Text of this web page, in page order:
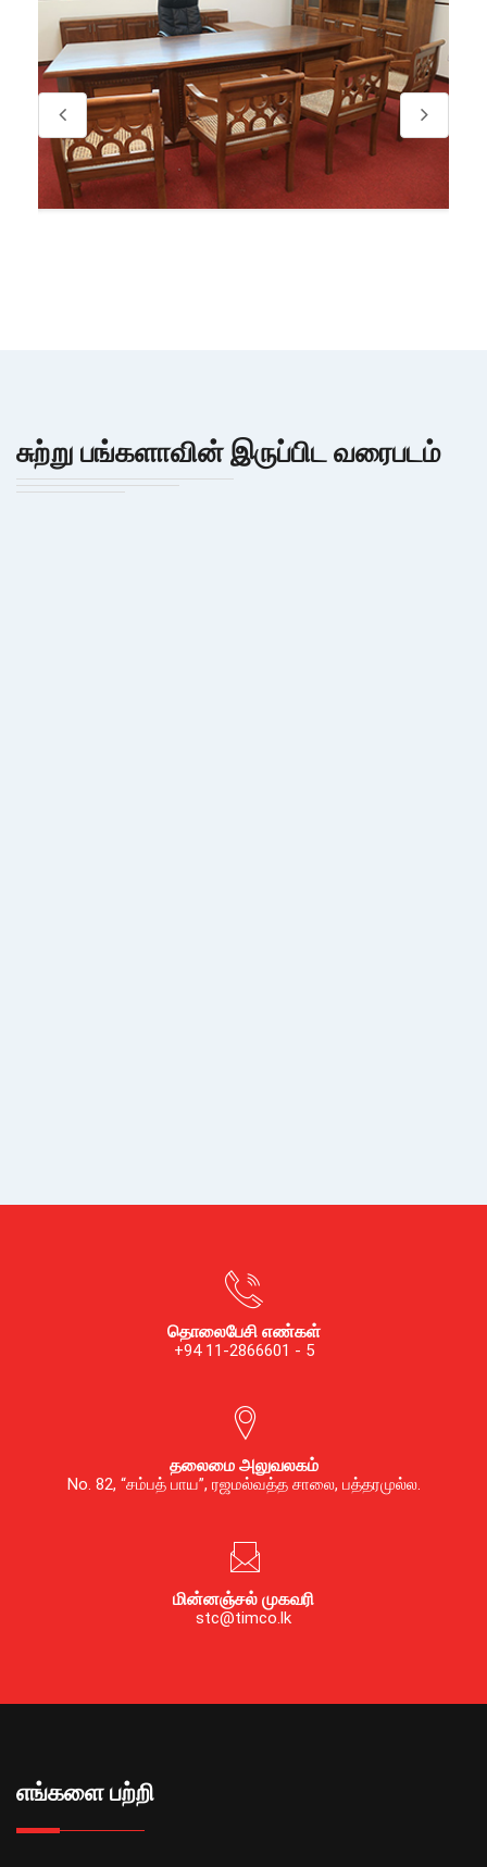
சுற்று பங்களாவின் இருப்பிட வரைபடம்
தொலைபேசி எண்கள்
+94 11-2866601 - 5
தலைமை அலுவலகம்
No. 82, “சம்பத் பாய”, ரஜமல்வத்த சாலை, பத்தரமுல்ல.
மின்னஞ்சல் முகவரி
stc@timco.lk
எங்களை பற்றி